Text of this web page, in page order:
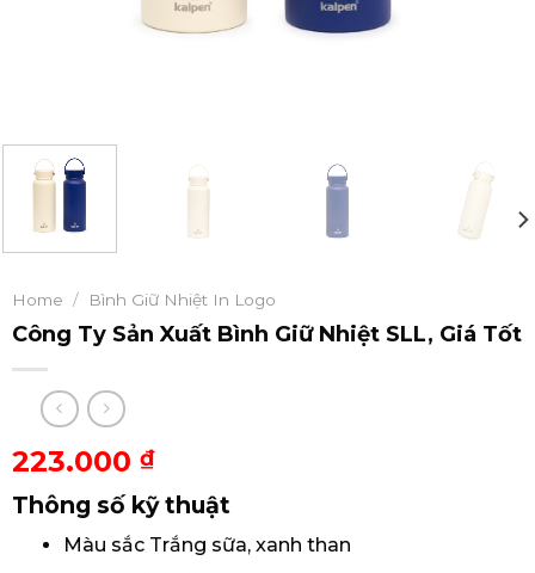
Home / Bình Giữ Nhiệt In Logo
Công Ty Sản Xuất Bình Giữ Nhiệt SLL, Giá Tốt
223.000 ₫
Thông số kỹ thuật
Màu sắc Trắng sữa, xanh than